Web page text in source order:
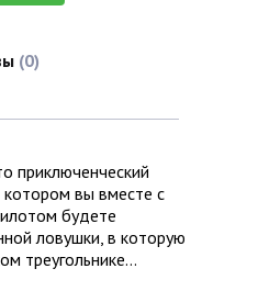
(0)
приключенческий
котором вы вместе с
будете
ловушки, в которую
треугольнике…